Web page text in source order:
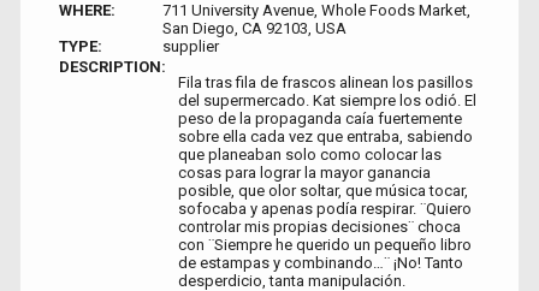
WHERE:
711 University Avenue, Whole Foods Market,
San Diego, CA 92103, USA
TYPE:
supplier
DESCRIPTION:
Fila tras fila de frascos alinean los pasillos
del supermercado. Kat siempre los odió. El
peso de la propaganda caía fuertemente
sobre ella cada vez que entraba, sabiendo
que planeaban solo como colocar las
cosas para lograr la mayor ganancia
posible, que olor soltar, que música tocar,
sofocaba y apenas podía respirar. ¨Quiero
controlar mis propias decisiones¨ choca
con ¨Siempre he querido un pequeño libro
de estampas y combinando…¨ ¡No! Tanto
desperdicio, tanta manipulación.